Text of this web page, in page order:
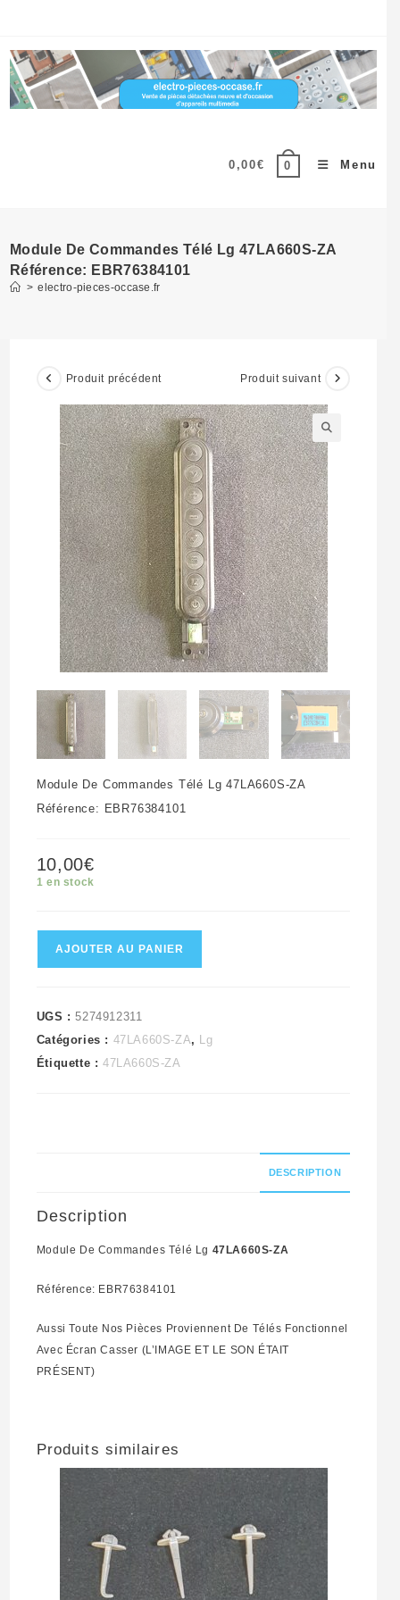
content
0,00€ 0 Menu
Module De Commandes Télé Lg 47LA660S-ZA
Référence: EBR76384101
> electro-pieces-occase.fr
Produit précédent Produit suivant
🔍
Module De Commandes Télé Lg 47LA660S-ZA
Référence: EBR76384101
10,00€
1 en stock
quantité
de
De
Commandes
Télé
AJOUTER AU PANIER
UGS :5274912311
Catégories : 47LA660S-ZA, Lg
Étiquette :47LA660S-ZA
DESCRIPTION
Description
Module De Commandes Télé Lg 47LA660S-ZA
Référence: EBR76384101
Aussi Toute Nos Pièces Proviennent De Télés Fonctionnel
Avec Écran Casser (L’IMAGE ET LE SON ÉTAIT
PRÉSENT)
Produits similaires